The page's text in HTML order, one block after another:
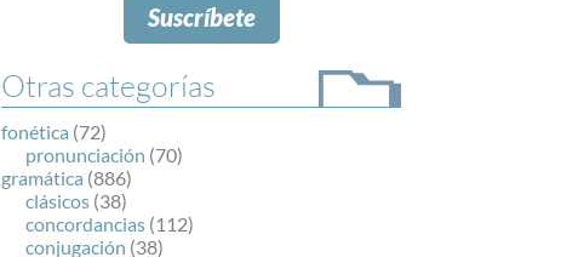
Suscríbete
Otras categorías
fonética (72)
pronunciación (70)
gramática (886)
clásicos (38)
concordancias (112)
conjugación (38)